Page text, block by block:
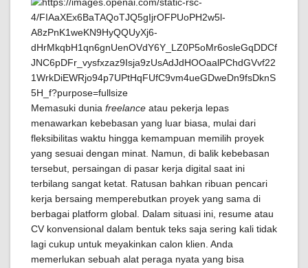
Memasuki dunia freelance atau pekerja lepas
menawarkan kebebasan yang luar biasa, mulai dari
fleksibilitas waktu hingga kemampuan memilih proyek
yang sesuai dengan minat. Namun, di balik kebebasan
tersebut, persaingan di pasar kerja digital saat ini
terbilang sangat ketat. Ratusan bahkan ribuan pencari
kerja bersaing memperebutkan proyek yang sama di
berbagai platform global. Dalam situasi ini, resume atau
CV konvensional dalam bentuk teks saja sering kali tidak
lagi cukup untuk meyakinkan calon klien. Anda
memerlukan sebuah alat peraga nyata yang bisa